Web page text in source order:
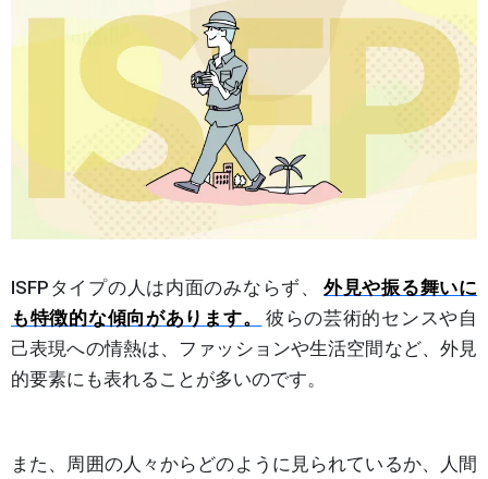
ISFPタイプの人は内面のみならず、
外見や振る舞いに
も特徴的な傾向があります。
彼らの芸術的センスや自
己表現への情熱は、ファッションや生活空間など、外見
的要素にも表れることが多いのです。
また、周囲の人々からどのように見られているか、人間